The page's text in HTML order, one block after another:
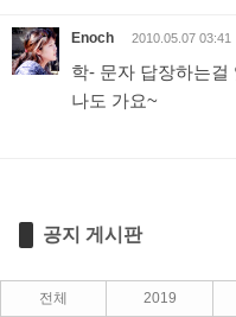
Enoch 2010.05.07 03:41
학- 문자 답장하는걸
나도 가요~
공지 게시판
전체 2019